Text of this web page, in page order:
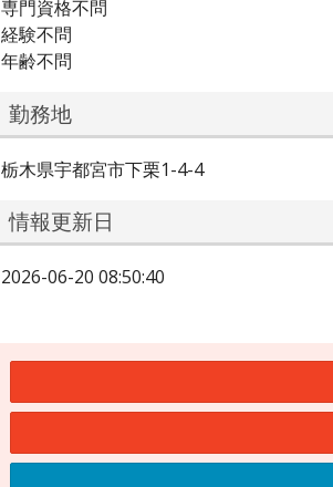
専門資格不問
経験不問
年齢不問
勤務地
栃木県宇都宮市下栗1-4-4
情報更新日
2026-06-20 08:50:40